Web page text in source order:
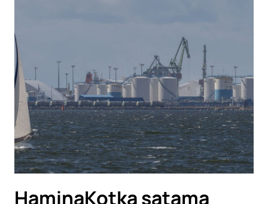
HaminaKotka satama